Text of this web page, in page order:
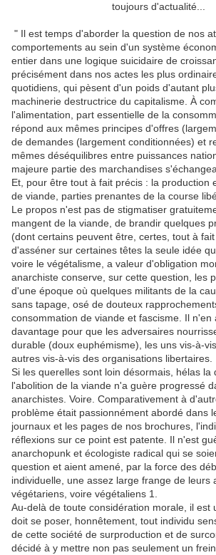
toujours d'actualité...
" Il est temps d'aborder la question de nos
comportements au sein d'un système
entier dans une logique suicidaire de
précisément dans nos actes les plus
quotidiens, qui pèsent d'un poids d'autant
machinerie destructrice du capitalisme. À
l'alimentation, part essentielle de la
répond aux mêmes principes d'offres
de demandes (largement conditionnées) et
mêmes déséquilibres entre puissances
majeure partie des marchandises
Et, pour être tout à fait précis : la production
de viande, parties prenantes de la course
Le propos n'est pas de stigmatiser
mangent de la viande, de brandir quelques
(dont certains peuvent être, certes, tout à
d'asséner sur certaines têtes la seule idée
voire le végétalisme, a valeur d'obligation
anarchiste conserve, sur cette question, les
d'une époque où quelques militants de la
sans tapage, osé de douteux
consommation de viande et fascisme. Il n'en
davantage pour que les adversaires
durable (doux euphémisme), les uns vis-à-
autres vis-à-vis des organisations libertaires.
Si les querelles sont loin désormais, hélas la
l'abolition de la viande n'a guère progressé
anarchistes. Voire. Comparativement à
problème était passionnément abordé dans
journaux et les pages de nos brochures,
réflexions sur ce point est patente. Il n'est
anarchopunk et écologiste radical qui se
question et aient amené, par la force des
individuelle, une assez large frange de leurs
végétariens, voire végétaliens 1.
Au-delà de toute considération morale, il est
doit se poser, honnêtement, tout individu
de cette société de surproduction et de
décidé à y mettre non pas seulement un